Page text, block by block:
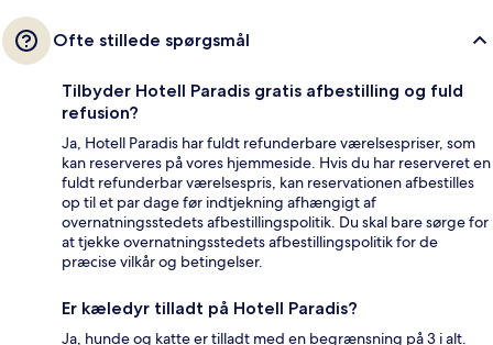
Ofte stillede spørgsmål
Tilbyder Hotell Paradis gratis afbestilling og fuld
refusion?
Ja, Hotell Paradis har fuldt refunderbare værelsespriser, som
kan reserveres på vores hjemmeside. Hvis du har reserveret en
fuldt refunderbar værelsespris, kan reservationen afbestilles
op til et par dage før indtjekning afhængigt af
overnatningsstedets afbestillingspolitik. Du skal bare sørge for
at tjekke overnatningsstedets afbestillingspolitik for de
præcise vilkår og betingelser.
Er kæledyr tilladt på Hotell Paradis?
Ja, hunde og katte er tilladt med en begrænsning på 3 i alt.